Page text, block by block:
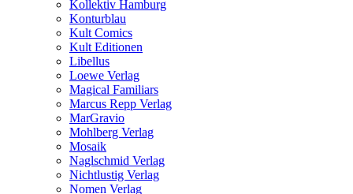
Kollektiv Hamburg
Konturblau
Kult Comics
Kult Editionen
Libellus
Loewe Verlag
Magical Familiars
Marcus Repp Verlag
MarGravio
Mohlberg Verlag
Mosaik
Naglschmid Verlag
Nichtlustig Verlag
Nomen Verlag